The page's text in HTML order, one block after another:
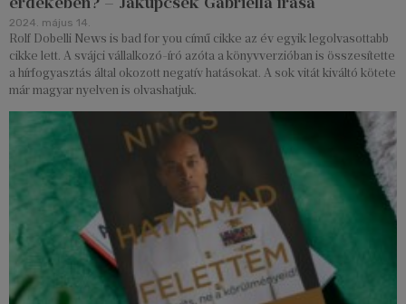
2024. május 14.
Rolf Dobelli News is bad for you című cikke az év egyik legolvasottabb
cikke lett. A svájci vállalkozó-író azóta a könyvverzióban is összesítette
a hírfogyasztás által okozott negatív hatásokat. A sok vitát kiváltó kötete
már magyar nyelven is olvashatjuk.